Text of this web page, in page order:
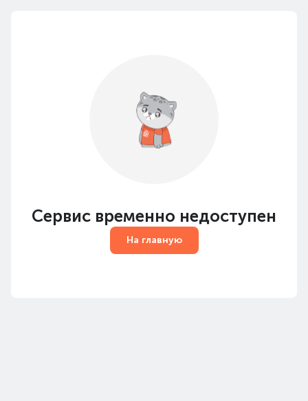
Сервис временно недоступен
На главную